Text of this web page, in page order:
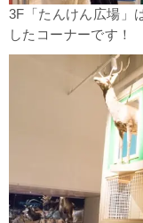
3F「たんけん広場」
したコーナーです！